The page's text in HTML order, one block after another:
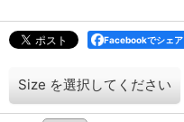
Facebookでシェア
Size を選択してください